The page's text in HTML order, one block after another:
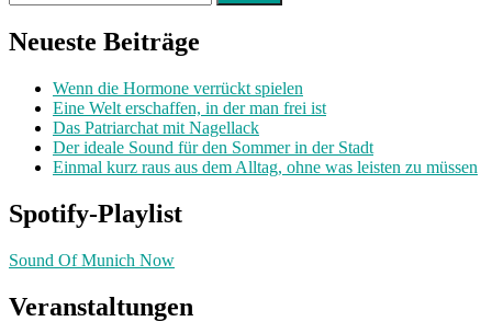
nach:
Neueste Beiträge
Wenn die Hormone verrückt spielen
Eine Welt erschaffen, in der man frei ist
Das Patriarchat mit Nagellack
Der ideale Sound für den Sommer in der Stadt
Einmal kurz raus aus dem Alltag, ohne was leisten zu müssen
Spotify-Playlist
Sound Of Munich Now
Veranstaltungen